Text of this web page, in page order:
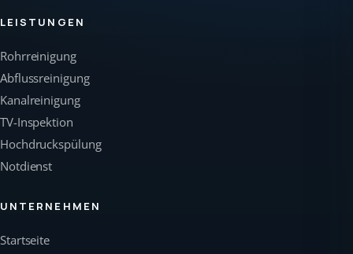
LEISTUNGEN
Rohrreinigung
Abflussreinigung
Kanalreinigung
TV-Inspektion
Hochdruckspülung
Notdienst
UNTERNEHMEN
Startseite